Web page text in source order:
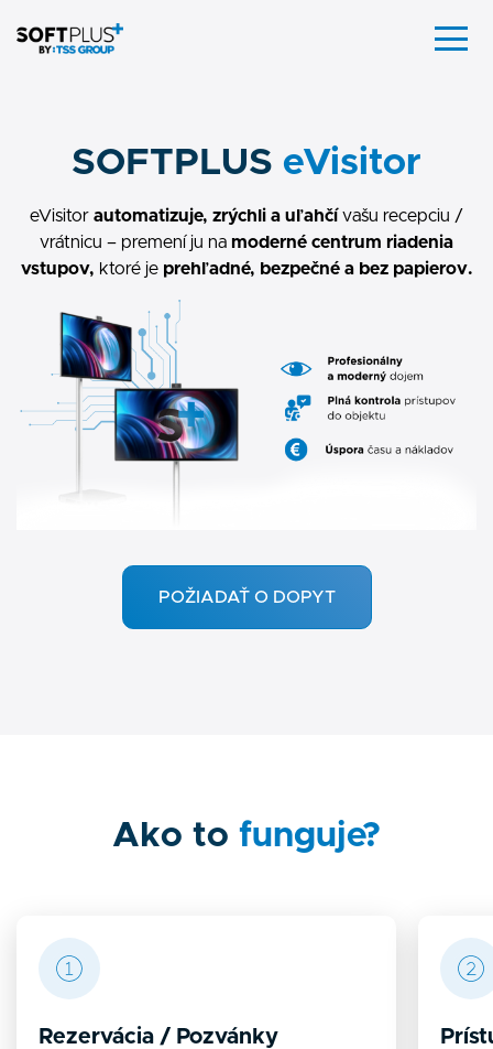
SOFTPLUS eVisitor
eVisitor automatizuje, zrýchli a uľahčí vašu recepciu /
vrátnicu – premení ju na moderné centrum riadenia
vstupov, ktoré je prehľadné, bezpečné a bez papierov.
POŽIADAŤ O DOPYT
Ako to funguje?
Rezervácia / Pozvánky